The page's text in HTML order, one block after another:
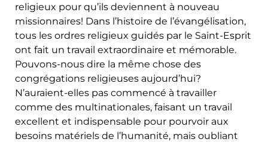
religieux pour qu’ils deviennent à nouveau
missionnaires! Dans l’histoire de l’évangélisation,
tous les ordres religieux guidés par le Saint-Esprit
ont fait un travail extraordinaire et mémorable.
Pouvons-nous dire la même chose des
congrégations religieuses aujourd’hui?
N’auraient-elles pas commencé à travailler
comme des multinationales, faisant un travail
excellent et indispensable pour pourvoir aux
besoins matériels de l’humanité, mais oubliant